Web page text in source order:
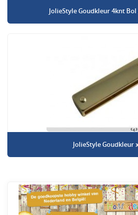
JolieStyle Goudkleur 4knt
JolieStyle Goudkleur